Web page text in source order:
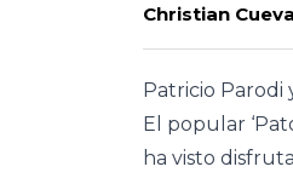
Christian
Patricio Parodi
El popular
ha visto